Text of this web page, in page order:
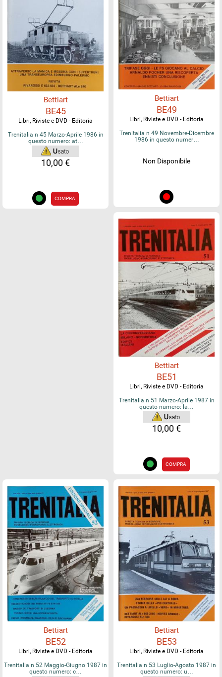
Bettiart
BE45
Libri, Riviste e DVD - Editoria
Trenitalia n 45 Marzo-Aprile 1986 in
questo numero: at…
10,00 €
COMPRA
Bettiart
BE49
Libri, Riviste e DVD - Editoria
Trenitalia n 49 Novembre-Dicembre
1986 in questo numer…
Non Disponibile
Bettiart
BE51
Libri, Riviste e DVD - Editoria
Trenitalia n 51 Marzo-Aprile 1987 in
questo numero: la…
10,00 €
COMPRA
Bettiart
BE52
Libri, Riviste e DVD - Editoria
Trenitalia n 52 Maggio-Giugno 1987 in
questo numero: c…
Bettiart
BE53
Libri, Riviste e DVD - Editoria
Trenitalia n 53 Luglio-Agosto 1987 in
questo numero: u…